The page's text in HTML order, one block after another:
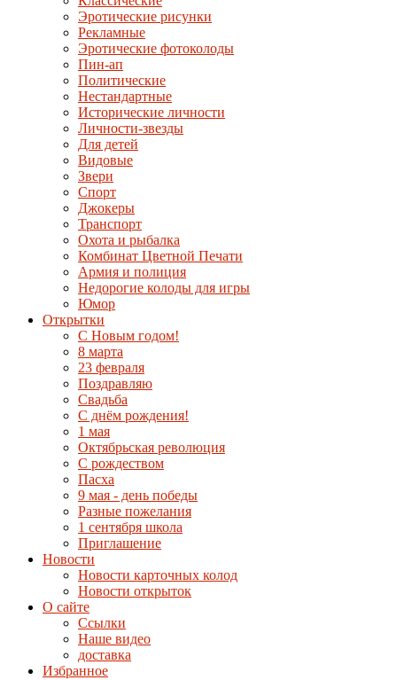
Эротические рисунки
Рекламные
Эротические фотоколоды
Пин-ап
Политические
Нестандартные
Исторические личности
Личности-звезды
Для детей
Видовые
Звери
Спорт
Джокеры
Транспорт
Охота и рыбалка
Комбинат Цветной Печати
Армия и полиция
Недорогие колоды для игры
Юмор
Открытки
С Новым годом!
8 марта
23 февраля
Поздравляю
Свадьба
С днём рождения!
1 мая
Октябрьская революция
С рождеством
Пасха
9 мая - день победы
Разные пожелания
1 сентября школа
Приглашение
Новости
Новости карточных колод
Новости открыток
О сайте
Ссылки
Наше видео
доставка
Избранное